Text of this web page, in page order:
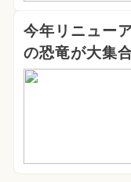
今年リニュー
の恐竜が大集